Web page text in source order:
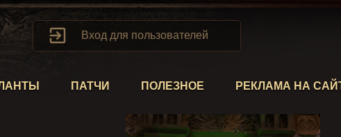
 Вход для пользователей
ПАТЧИ ПОЛЕЗНОЕ РЕКЛАМА НА